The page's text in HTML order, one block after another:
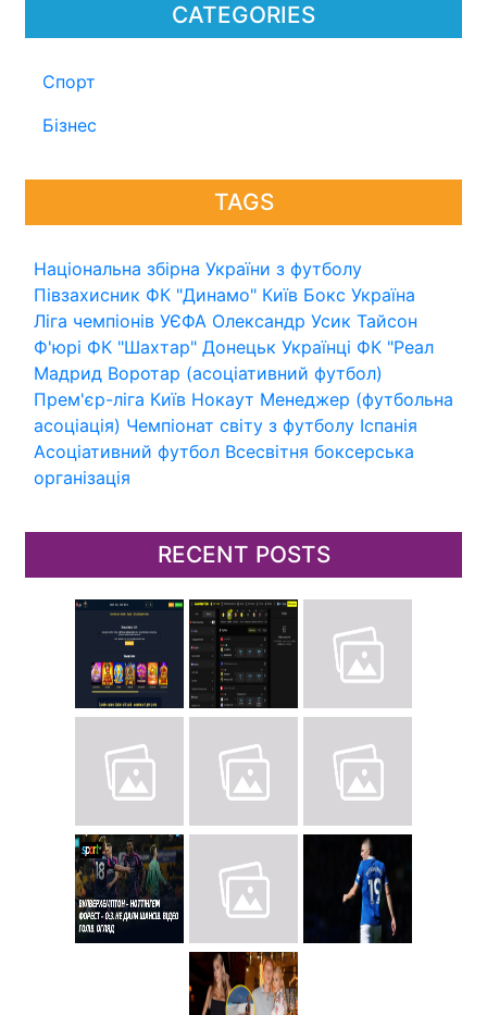
CATEGORIES
Спорт
Бізнес
TAGS
Національна збірна України з футболу
Півзахисник ФК "Динамо" Київ Бокс Україна
Ліга чемпіонів УЄФА Олександр Усик Тайсон
Ф'юрі ФК "Шахтар" Донецьк Українці ФК "Реал
Мадрид Воротар (асоціативний футбол)
Прем'єр-ліга Київ Нокаут Менеджер (футбольна
асоціація) Чемпіонат світу з футболу Іспанія
Асоціативний футбол Всесвітня боксерська
організація
RECENT POSTS